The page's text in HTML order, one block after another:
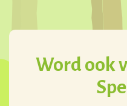
Word ook